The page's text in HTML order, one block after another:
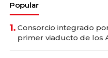
Popular
1. Consorcio integrado
primer viaducto de los